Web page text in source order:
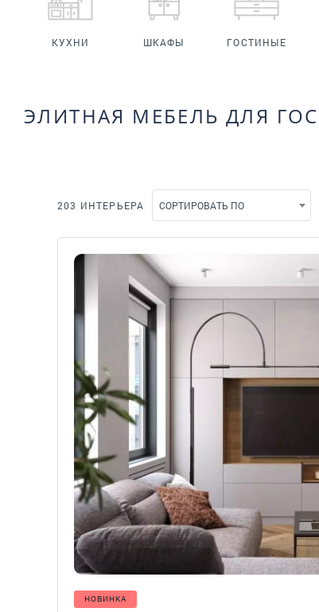
КУХНИ ШКАФЫ ГОСТИНЫЕ
ЭЛИТНАЯ МЕБЕЛЬ ДЛЯ
203 ИНТЕРЬЕРА СОРТИРОВАТЬ ПО
НОВИНКА